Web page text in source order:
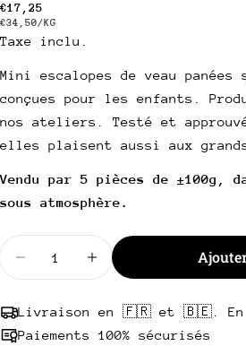
Prix
habituel
€17,25
PRIX
UNITAIRE
€34,50/PAR
KG
Taxe inclu.
Mini escalopes de veau panées
conçues pour les enfants.
nos ateliers. Testé et
elles plaisent aussi aux
Vendu par 5 pièces de ±100g,
sous atmosphère.
Diminuer la quantité pour
Augmenter la
Livraison en 🇫🇷 et 🇧🇪. En
Paiements 100% sécurisés
Partager ce produit
Partager
Partager
Facebook
Partager
Pinterest
Votre
Votre
message
Les champs marqués * sont
Envoyer une